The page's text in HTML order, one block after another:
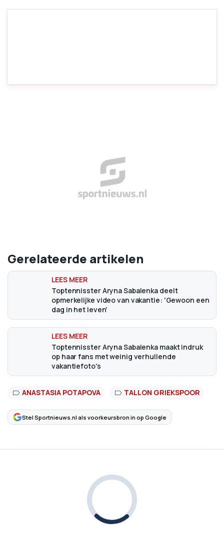
Gerelateerde artikelen
Toptennisster Aryna Sabalenka deelt
opmerkelijke video van vakantie: 'Gewoon een
dag in het leven'
Toptennisster Aryna Sabalenka maakt indruk
op haar fans met weinig verhullende
vakantiefoto's
ANASTASIA POTAPOVA TALLON GRIEKSPOOR
Stel Sportnieuws.nl als voorkeursbron in op Google